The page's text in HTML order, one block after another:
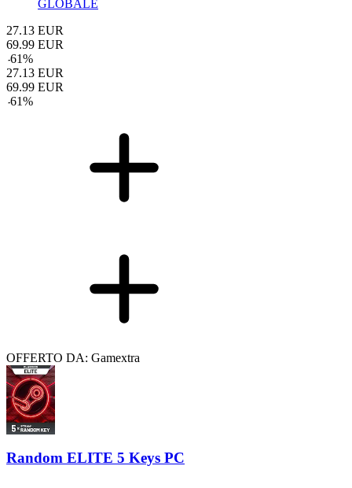
GLOBALE
27.13 EUR
69.99 EUR
-61%
27.13 EUR
69.99 EUR
-61%
OFFERTO DA: Gamextra
Random ELITE 5 Keys PC